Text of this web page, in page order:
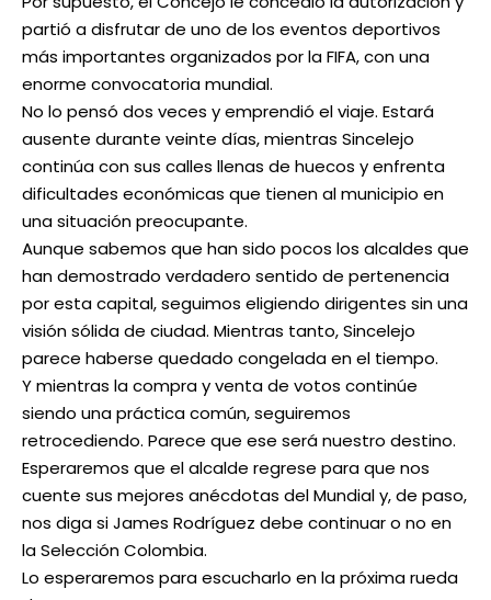
partió a disfrutar de uno de los eventos deportivos
más importantes organizados por la FIFA, con una
enorme convocatoria mundial.
No lo pensó dos veces y emprendió el viaje. Estará
ausente durante veinte días, mientras Sincelejo
continúa con sus calles llenas de huecos y enfrenta
dificultades económicas que tienen al municipio en
una situación preocupante.
Aunque sabemos que han sido pocos los alcaldes que
han demostrado verdadero sentido de pertenencia
por esta capital, seguimos eligiendo dirigentes sin una
visión sólida de ciudad. Mientras tanto, Sincelejo
parece haberse quedado congelada en el tiempo.
Y mientras la compra y venta de votos continúe
siendo una práctica común, seguiremos
retrocediendo. Parece que ese será nuestro destino.
Esperaremos que el alcalde regrese para que nos
cuente sus mejores anécdotas del Mundial y, de paso,
nos diga si James Rodríguez debe continuar o no en
la Selección Colombia.
Lo esperaremos para escucharlo en la próxima rueda